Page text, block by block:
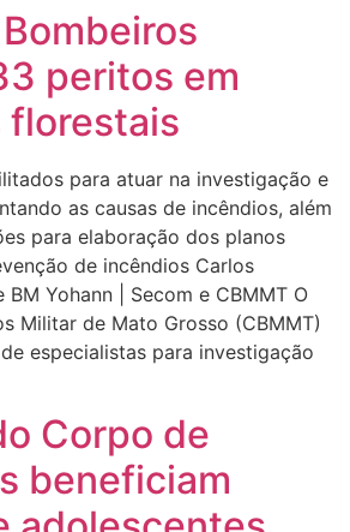
peritos em
florestais
para atuar na investigação e
as causas de incêndios, além
para elaboração dos planos
de incêndios Carlos
BM Yohann | Secom e CBMMT O
Militar de Mato Grosso (CBMMT)
especialistas para investigação
Corpo de
beneficiam